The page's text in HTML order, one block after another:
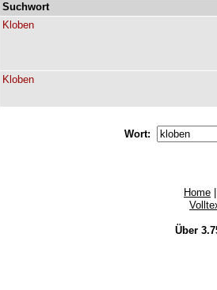
Suchwort
Kloben
Kloben
Wort:
Home
Über